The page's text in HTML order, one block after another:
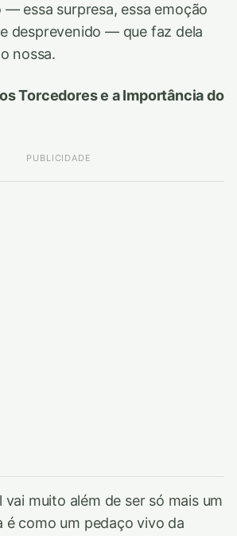
— essa surpresa, essa emoção
desprevenido — que faz dela
nossa.
Torcedores e a Importância do
PUBLICIDADE
vai muito além de ser só mais um
é como um pedaço vivo da